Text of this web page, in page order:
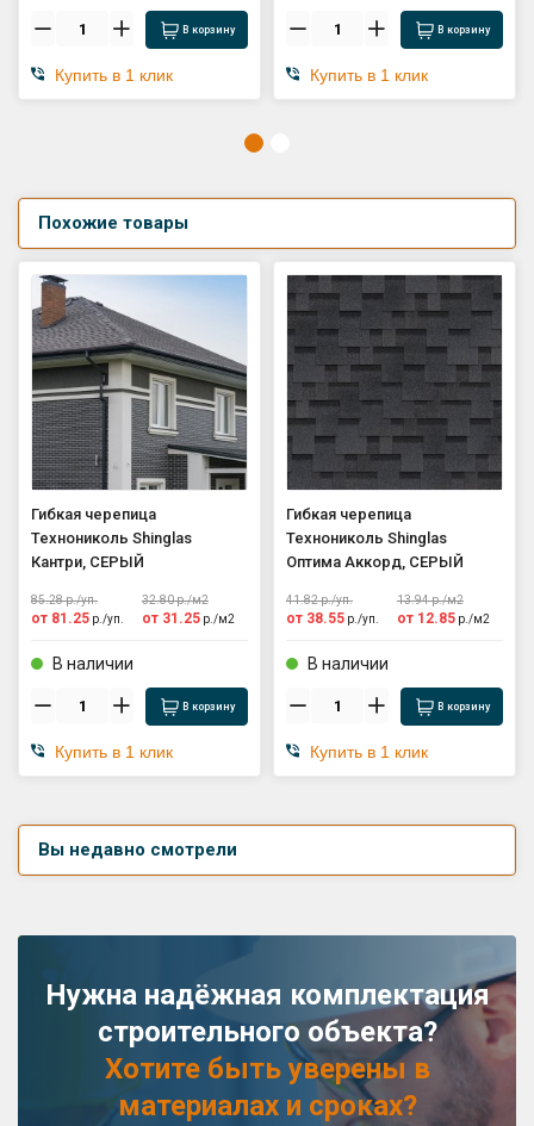
В корзину
Купить в 1 клик
В корзину
Купить в 1 клик
Похожие товары
Гибкая черепица
Технониколь Shinglas
Кантри, СЕРЫЙ
85.28р./уп.
от 81.25 р./уп.
32.80р./м2
от 31.25 р./м2
В наличии
В корзину
Купить в 1 клик
Гибкая черепица
Технониколь Shinglas
Оптима Аккорд, СЕРЫЙ
41.82р./уп.
от 38.55 р./уп.
13.94р./м2
от 12.85 р./м2
В наличии
В корзину
Купить в 1 клик
Вы недавно смотрели
Нужна надёжная комплектация
строительного объекта?
Хотите быть уверены в
материалах и сроках?